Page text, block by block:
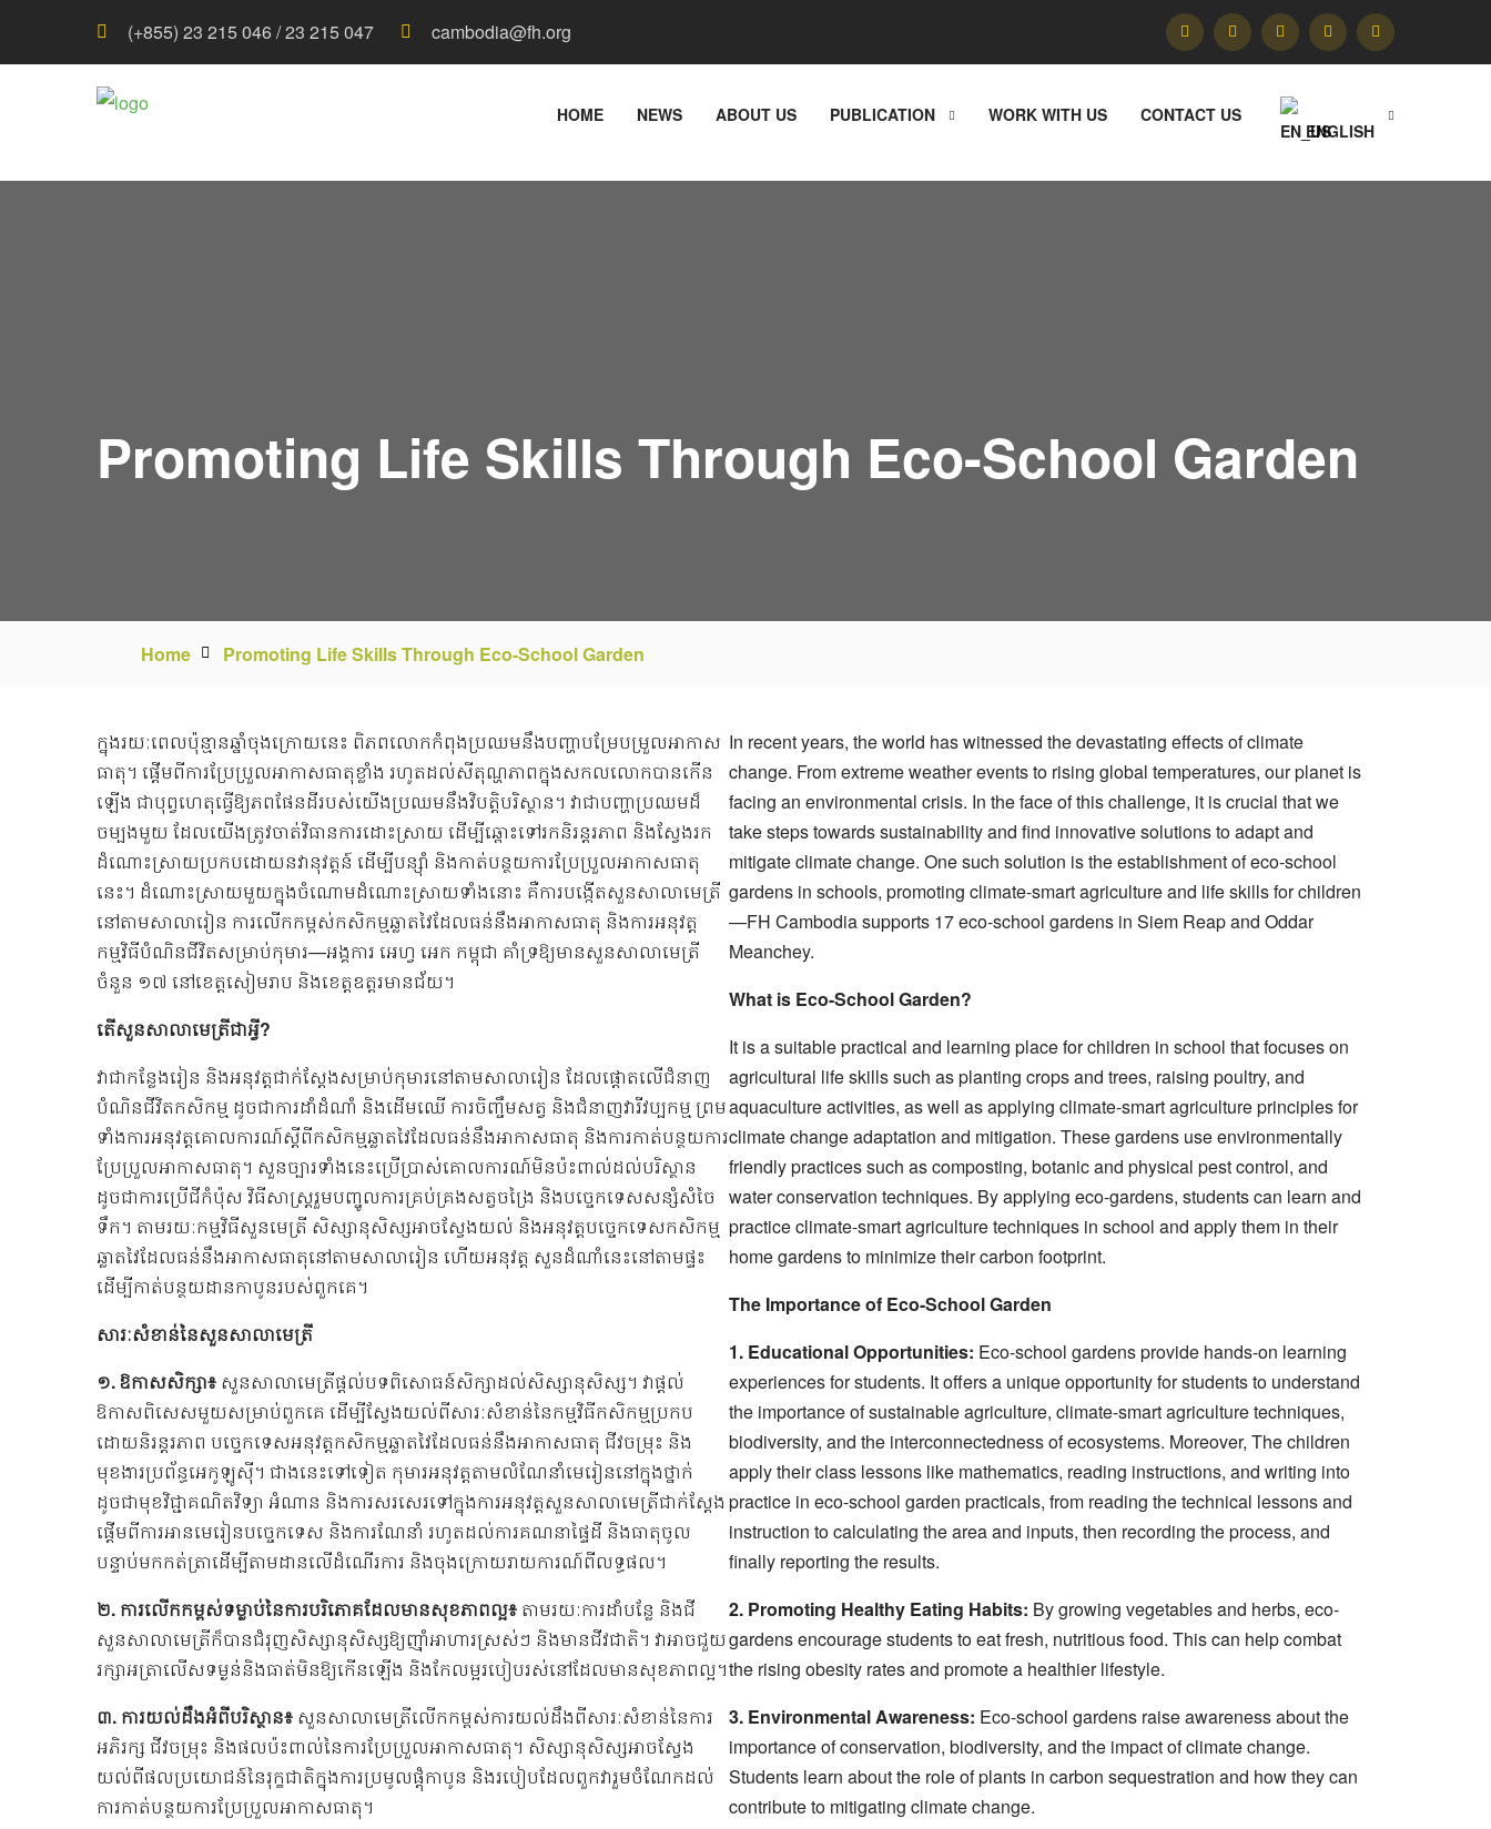
(+855) 23 215 046 / 23 215 047 cambodia@fh.org
HOME NEWS ABOUT US PUBLICATION WORK WITH US CONTACT US
ENGLISH
Promoting Life Skills Through Eco-School Garden
Home Promoting Life Skills Through Eco-School Garden
ក្នុងរយៈពេលប៉ុន្មានឆ្នាំចុងក្រោយនេះ ពិភពលោកកំពុងប្រឈមនឹងបញ្ហាបម្រែបម្រួលអាកាស
ធាតុ។ ផ្តើមពីការប្រែប្រួលអាកាសធាតុខ្លាំង រហូតដល់សីតុណ្ហភាពក្នុងសកលលោកបានកើន
ឡើង ជាបុព្វហេតុធ្វើឱ្យភពផែនដីរបស់យើងប្រឈមនឹងវិបត្តិបរិស្ថាន។ វាជាបញ្ហាប្រឈមដ៏
ចម្បងមួយ ដែលយើងត្រូវចាត់វិធានការដោះស្រាយ ដើម្បីឆ្ពោះទៅរកនិរន្តរភាព និងស្វែងរក
ដំណោះស្រាយប្រកបដោយនវានុវត្តន៍ ដើម្បីបន្ស៊ាំ និងកាត់បន្ថយការប្រែប្រួលអាកាសធាតុ
នេះ។ ដំណោះស្រាយមួយក្នុងចំណោមដំណោះស្រាយទាំងនោះ គឺការបង្កើតសួនសាលាមេត្រី
នៅតាមសាលារៀន ការលើកកម្ពស់កសិកម្មឆ្លាតវៃដែលធន់នឹងអាកាសធាតុ និងការអនុវត្ត
កម្មវិធីបំណិនជីវិតសម្រាប់កុមារ—អង្គការ អេហ្វ អេក កម្ពុជា គាំទ្រឱ្យមានសួនសាលាមេត្រី
ចំនួន ១៧ នៅខេត្តសៀមរាប និងខេត្តឧត្តរមានជ័យ។
តើសួនសាលាមេត្រីជាអ្វី?
វាជាកន្លែងរៀន និងអនុវត្តជាក់ស្តែងសម្រាប់កុមារនៅតាមសាលារៀន ដែលផ្តោតលើជំនាញ
បំណិនជីវិតកសិកម្ម ដូចជាការដាំដំណាំ និងដើមឈើ ការចិញ្ចឹមសត្វ និងជំនាញវារីវប្បកម្ម ព្រម
ទាំងការអនុវត្តគោលការណ៍ស្ដីពីកសិកម្មឆ្លាតវៃដែលធន់នឹងអាកាសធាតុ និងការកាត់បន្ថយការ
ប្រែប្រួលអាកាសធាតុ។ សួនច្បារទាំងនេះប្រើប្រាស់គោលការណ៍មិនប៉ះពាល់ដល់បរិស្ថាន
ដូចជាការប្រើជីកំប៉ុស វិធីសាស្រ្តរួមបញ្ចូលការគ្រប់គ្រងសត្វចង្រៃ និងបច្ចេកទេសសន្សំសំចៃ
ទឹក។ តាមរយៈកម្មវិធីសួនមេត្រី សិស្សានុសិស្សអាចស្វែងយល់ និងអនុវត្តបច្ចេកទេសកសិកម្ម
ឆ្លាតវៃដែលធន់នឹងអាកាសធាតុនៅតាមសាលារៀន ហើយអនុវត្ត សួនដំណាំនេះនៅតាមផ្ទះ
ដើម្បីកាត់បន្ថយដានកាបូនរបស់ពួកគេ។
សារៈសំខាន់នៃសួនសាលាមេត្រី
១. ឱកាសសិក្សា៖ សួនសាលាមេត្រីផ្តល់បទពិសោធន៍សិក្សាដល់សិស្សានុសិស្ស។ វាផ្តល់
ឱកាសពិសេសមួយសម្រាប់ពួកគេ ដើម្បីស្វែងយល់ពីសារៈសំខាន់នៃកម្មវិធីកសិកម្មប្រកប
ដោយនិរន្តរភាព បច្ចេកទេសអនុវត្តកសិកម្មឆ្លាតវៃដែលធន់នឹងអាកាសធាតុ ជីវចម្រុះ និង
មុខងារប្រព័ន្ធអេកូឡូស៊ី។ ជាងនេះទៅទៀត កុមារអនុវត្តតាមលំណែនាំមេរៀននៅក្នុងថ្នាក់
ដូចជាមុខវិជ្ជាគណិតវិទ្យា អំណាន និងការសរសេរទៅក្នុងការអនុវត្តសួនសាលាមេត្រីជាក់ស្តែង
ផ្តើមពីការអានមេរៀនបច្ចេកទេស និងការណែនាំ រហូតដល់ការគណនាផ្ទៃដី និងធាតុចូល
បន្ទាប់មកកត់ត្រាដើម្បីតាមដានលើដំណើរការ និងចុងក្រោយរាយការណ៍ពីលទ្ធផល។
២. ការលើកកម្ពស់ទម្លាប់នៃការបរិភោគដែលមានសុខភាពល្អ៖ តាមរយៈការដាំបន្លែ និងជី
សួនសាលាមេត្រីក៏បានជំរុញសិស្សានុសិស្សឱ្យញ៉ាំអាហារស្រស់ៗ និងមានជីវជាតិ។ វាអាចជួយ
រក្សាអត្រាលើសទម្ងន់និងធាត់មិនឱ្យកើនឡើង និងកែលម្អរបៀបរស់នៅដែលមានសុខភាពល្អ។
៣. ការយល់ដឹងអំពីបរិស្ថាន៖ សួនសាលាមេត្រីលើកកម្ពស់ការយល់ដឹងពីសារៈសំខាន់នៃការ
អភិរក្ស ជីវចម្រុះ និងផលប៉ះពាល់នៃការប្រែប្រួលអាកាសធាតុ។ សិស្សានុសិស្សអាចស្វែង
យល់ពីផលប្រយោជន៍នៃរុក្ខជាតិក្នុងការប្រមូលផ្តុំកាបូន និងរបៀបដែលពួកវារួមចំណែកដល់
ការកាត់បន្ថយការប្រែប្រួលអាកាសធាតុ។
In recent years, the world has witnessed the devastating effects of climate
change. From extreme weather events to rising global temperatures, our planet is
facing an environmental crisis. In the face of this challenge, it is crucial that we
take steps towards sustainability and find innovative solutions to adapt and
mitigate climate change. One such solution is the establishment of eco-school
gardens in schools, promoting climate-smart agriculture and life skills for children
—FH Cambodia supports 17 eco-school gardens in Siem Reap and Oddar
Meanchey.
What is Eco-School Garden?
It is a suitable practical and learning place for children in school that focuses on
agricultural life skills such as planting crops and trees, raising poultry, and
aquaculture activities, as well as applying climate-smart agriculture principles for
climate change adaptation and mitigation. These gardens use environmentally
friendly practices such as composting, botanic and physical pest control, and
water conservation techniques. By applying eco-gardens, students can learn and
practice climate-smart agriculture techniques in school and apply them in their
home gardens to minimize their carbon footprint.
The Importance of Eco-School Garden
1. Educational Opportunities: Eco-school gardens provide hands-on learning
experiences for students. It offers a unique opportunity for students to understand
the importance of sustainable agriculture, climate-smart agriculture techniques,
biodiversity, and the interconnectedness of ecosystems. Moreover, The children
apply their class lessons like mathematics, reading instructions, and writing into
practice in eco-school garden practicals, from reading the technical lessons and
instruction to calculating the area and inputs, then recording the process, and
finally reporting the results.
2. Promoting Healthy Eating Habits: By growing vegetables and herbs, eco-
gardens encourage students to eat fresh, nutritious food. This can help combat
the rising obesity rates and promote a healthier lifestyle.
3. Environmental Awareness: Eco-school gardens raise awareness about the
importance of conservation, biodiversity, and the impact of climate change.
Students learn about the role of plants in carbon sequestration and how they can
contribute to mitigating climate change.